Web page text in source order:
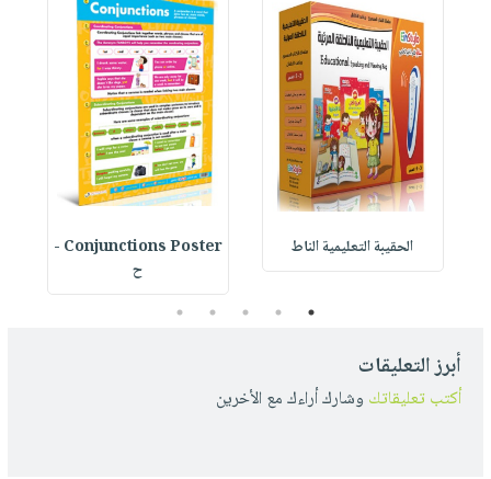
الحقيبة التعليمية الناط
Conjunctions Poster -
ح
1
2
3
4
5
أبرز التعليقات
أكتب تعليقاتك وشارك أراءك مع الأخرين